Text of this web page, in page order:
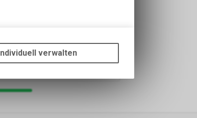
anthrazit
Online-Angebots, wie die
beachten Sie, dass die
verwalten